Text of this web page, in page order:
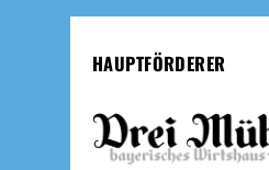
HAUPTFÖRDERER